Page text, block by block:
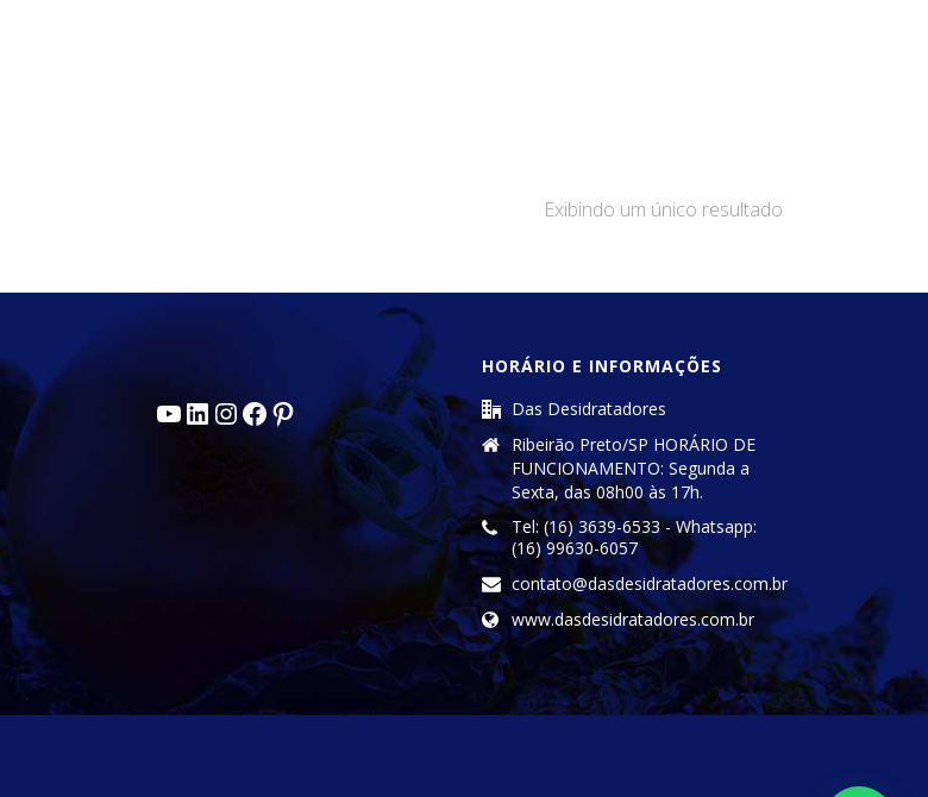
Exibindo um único resultado
Youtube
LinkedIn
Instagram
Facebook
Pinterest
HORÁRIO E INFORMAÇÕES
Das Desidratadores
Ribeirão Preto/SP HORÁRIO DE
FUNCIONAMENTO: Segunda a
Sexta, das 08h00 às 17h.
Tel: (16) 3639-6533 - Whatsapp:
(16) 99630-6057
contato@dasdesidratadores.com.br
www.dasdesidratadores.com.br